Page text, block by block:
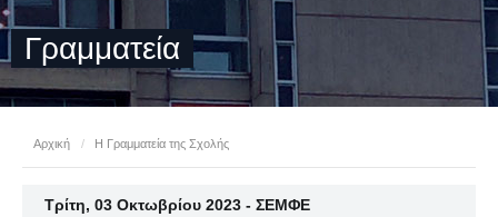
Γραμματεία
Αρχική / Η Γραμματεία της Σχολής
Τρίτη, 03 Οκτωβρίου 2023 - ΣΕΜΦΕ